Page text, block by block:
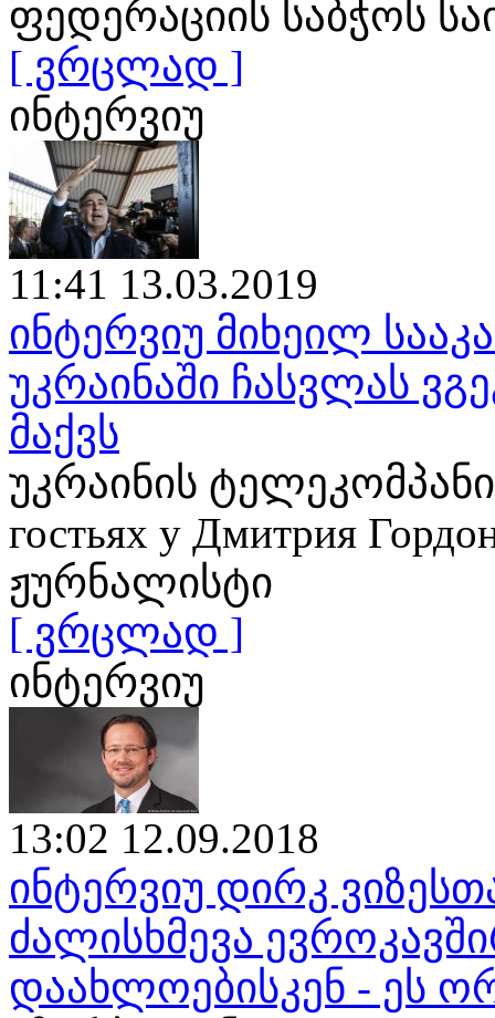
ფედერაციის საბჭოს
[ ვრცლად ]
ინტერვიუ
11:41 13.03.2019
ინტერვიუ მიხეილ
უკრაინაში ჩასვლას
მაქვს
უკრაინის
гостьях у Дмитрия
ჟურნალისტი
[ ვრცლად ]
ინტერვიუ
13:02 12.09.2018
ინტერვიუ დირკ
ძალისხმევა
დაახლოებისკენ - ეს